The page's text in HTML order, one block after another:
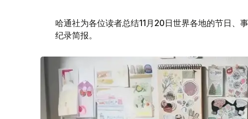
哈通社为各位读者总结11月20日世界各地的节日、
纪录简报。